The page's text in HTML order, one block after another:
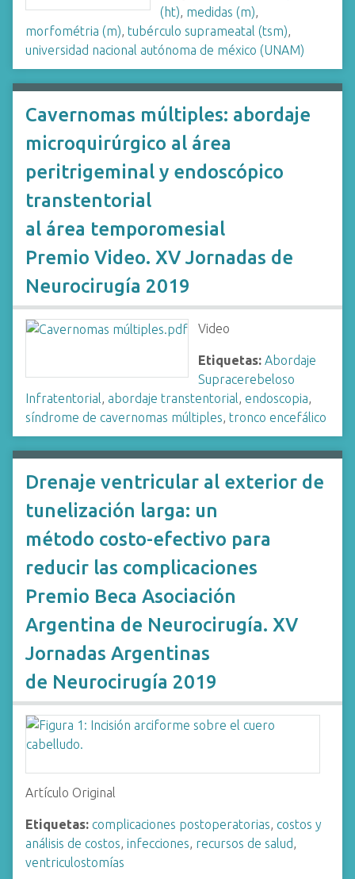
(ht), medidas (m),
morfométria (m), tubérculo suprameatal (tsm),
universidad nacional autónoma de méxico (UNAM)
Cavernomas múltiples: abordaje
microquirúrgico al área
peritrigeminal y endoscópico
transtentorial
al área temporomesial
Premio Video. XV Jornadas de
Neurocirugía 2019
Video
Etiquetas: Abordaje
Supracerebeloso
Infratentorial, abordaje transtentorial, endoscopia,
síndrome de cavernomas múltiples, tronco encefálico
Drenaje ventricular al exterior de
tunelización larga: un
método costo-efectivo para
reducir las complicaciones
Premio Beca Asociación
Argentina de Neurocirugía. XV
Jornadas Argentinas
de Neurocirugía 2019
Artículo Original
Etiquetas: complicaciones postoperatorias, costos y
análisis de costos, infecciones, recursos de salud,
ventriculostomías